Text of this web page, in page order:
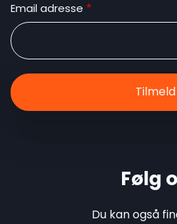
Email adresse
Følg
Du kan også